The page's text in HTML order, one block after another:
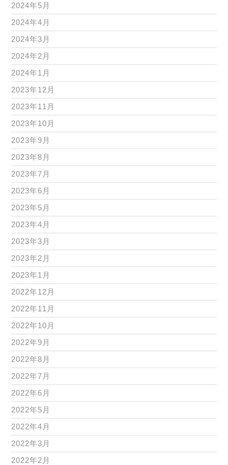
2024年5月
2024年4月
2024年3月
2024年2月
2024年1月
2023年12月
2023年11月
2023年10月
2023年9月
2023年8月
2023年7月
2023年6月
2023年5月
2023年4月
2023年3月
2023年2月
2023年1月
2022年12月
2022年11月
2022年10月
2022年9月
2022年8月
2022年7月
2022年6月
2022年5月
2022年4月
2022年3月
2022年2月